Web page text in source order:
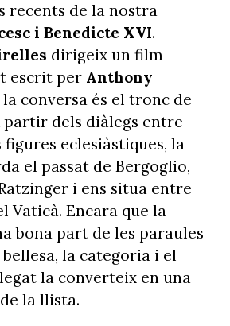
recents de la nostra
i Benedicte XVI.
dirigeix un film
escrit per Anthony
la conversa és el tronc de
partir dels diàlegs entre
figures eclesiàstiques, la
el passat de Bergoglio,
i ens situa entre
Vaticà. Encara que la
bona part de les paraules
la categoria i el
la converteix en una
la llista.